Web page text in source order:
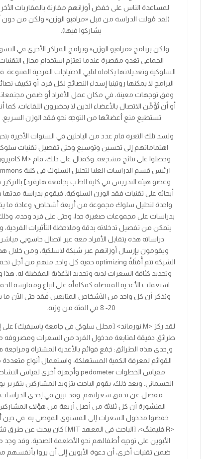
لمساعدة الناس على خفض أوزانهم مقارنة بالمقاربات
(لقد مُولت الدراسة من قبل «مراقبو الوزن» ولكن من دون
يشاركوا فيها).
ولكن برنامج «مراقبو الوزن» وبرامج المراكز الأخرى في
الجماعي تغدو مقصرة عندما تعتزم استخدام مجال
السلوكية وتعديلاتها بكامله لتلبي الاحتياجات الفردية
البرامج لا يمكنها روتينيا إسداء النصائح لكل فرد، أو تكييف
وفق توجهات معينة، في مكان عمل الأفراد أو ضمن
أو أن تُؤَمِّن الاتصال بالأعضاء الذين لا يحضرون اللقاءات، كما
تستطيع منع أعضائها من التوجه نحو فقد الوزن السريع.
ولسد تلك الثغرة قام عدد من الباحثين في السنوات الأخيرة
اهتماماتهم إلى تحسين وتوسيع وحتى تفصيل تقنيات
وحصلوا على نتائج مشجعة. وكمثال على ذلك، قام <
M
.
[رئيس قسم الدراسات العليا لتحليل السلوك في كلية
وعضو هيئة التدريس في كلية الطب بجامعة هارڤرد]
أبحاثه على تقنيات فقد الوزن السلوكية. فيقوم بدراسة
واحدة لتحليل سلوك مجموعة من أربعة أشخاص؛ وعادة ما
بدراسات على مجموعات صغيرة جدا، وحتى على فرد وحده،
يتمكن من تفصيل تدخلاته بدقة وملاحظة التأثيرات الفردية،
دراساته هذه يتقابل الأفراد معه عبر اتصال حاسوبي
ويقومون بإرسال أوزانهم عبر شبكة لاسلكية، ومن خلال
الشبكة تتم أَمْثَلةُ optimizing حمية كل واحد منهم من أجل
وتحديد كثافة السعرات لديه وتحديد الأغذية المفضلة له. هذا
استعملت الأغذية المفضلة كمكافأة على اتباع وممارسة
ويُذكر أن كل واحد من الأشخاص المتابعين فَقَد حتى الآن ما
20- 8
في المئة من وزنه.
لقد ركز <
M نورماند> [محلل سلوكي في جامعة پاسيفيك] على
طرائق دقيقة لمتابعة مدخول الفرد من السعرات ومصروفه
وإحدى هذه الطرائق: جَمْع قوائم بالأغذية المشتراة ومراجعة
القوائم لمعرفة الكمية المستهلكة، واستعمال أنواع
مقياس الخطواتpedometer وأجهزة أخرى لقياس
الجسماني. وبعد ذلك، يقوم الباحث بتزويد المشاركين بتقرير
مفصل عن تدفق سعراتهم. وقد تبين في إحدى الدراسات
المنشورة أن كل ثلاثة من أصل أربعة من هؤلاء
خفضوا مدخول السعرات إلى المستوى الموصى به. في حين
<
R فليمنگ>، [الباحث في المعهد MIT] كان يبحث عن طرق
الأبوين على توجيه أطفالهم نحو الأطعمة الصحية. وقد
ضمن تقنيات أخرى، أن دعوة الأبوين إلى أن يروا بأنفسهم